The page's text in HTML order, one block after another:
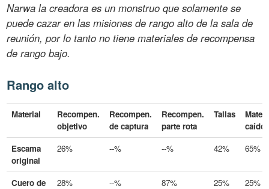
Narwa la creadora es un monstruo que solamente se
puede cazar en las misiones de rango alto de la sala de
reunión, por lo tanto no tiene materiales de recompensa
de rango bajo.
Rango alto
Material
Recompen.
objetivo
Recompen.
de captura
Recompen.
parte rota
Tallas
Escama
original
26% --% --% 42% 65%
Cuero de
28% --% 87% 25% 25%